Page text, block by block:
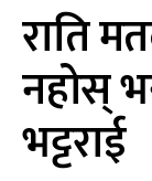
राति
नहोस्
भट्टराई